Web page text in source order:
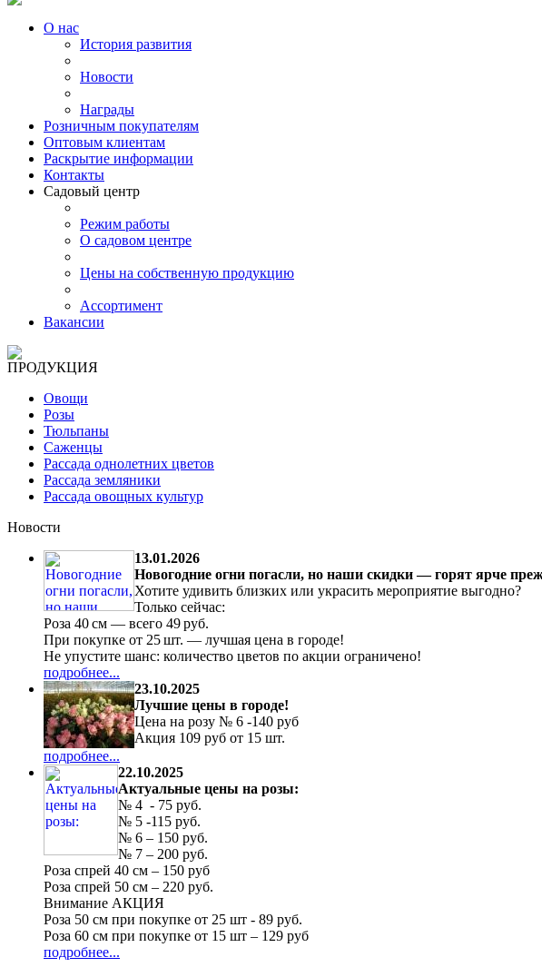
О нас
История развития
Новости
Награды
Розничным покупателям
Оптовым клиентам
Раскрытие информации
Контакты
Садовый центр
Режим работы
О садовом центре
Цены на собственную продукцию
Ассортимент
Вакансии
ПРОДУКЦИЯ
Овощи
Розы
Тюльпаны
Саженцы
Рассада однолетних цветов
Рассада земляники
Рассада овощных культур
Новости
13.01.2026
Новогодние огни погасли, но наши скидки — горят ярче
Хотите удивить близких или украсить мероприятие выгодно?
Только сейчас:
Роза 40 см — всего 49 руб.
При покупке от 25 шт. — лучшая цена в городе!
Не упустите шанс: количество цветов по акции ограничено!
подробнее...
23.10.2025
Лучшие цены в городе!
Цена на розу № 6 -140 руб
Акция 109 руб от 15 шт.
подробнее...
22.10.2025
Актуальные цены на розы:
№ 4 - 75 руб.
№ 5 -115 руб.
№ 6 – 150 руб.
№ 7 – 200 руб.
Роза спрей 40 см – 150 руб
Роза спрей 50 см – 220 руб.
Внимание АКЦИЯ
Роза 50 см при покупке от 25 шт - 89 руб.
Роза 60 см при покупке от 15 шт – 129 руб
подробнее...